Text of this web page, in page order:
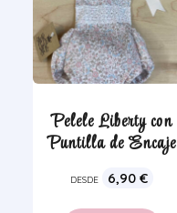
Pelele Liberty con
Puntilla de Encaje
DESDE 6,90 €